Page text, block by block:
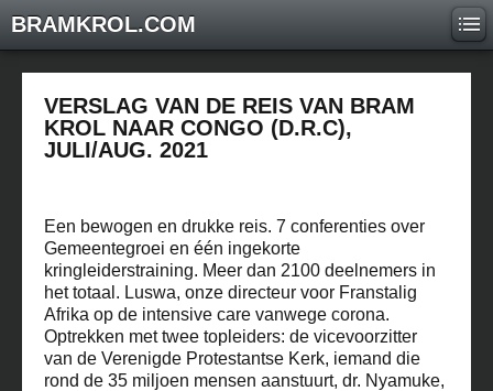
BRAMKROL.COM
VERSLAG VAN DE REIS VAN BRAM
KROL NAAR CONGO (D.R.C),
JULI/AUG. 2021
Een bewogen en drukke reis. 7 conferenties over
Gemeentegroei en één ingekorte
kringleiderstraining. Meer dan 2100 deelnemers in
het totaal. Luswa, onze directeur voor Franstalig
Afrika op de intensive care vanwege corona.
Optrekken met twee topleiders: de vicevoorzitter
van de Verenigde Protestantse Kerk, iemand die
rond de 35 miljoen mensen aanstuurt, dr. Nyamuke,